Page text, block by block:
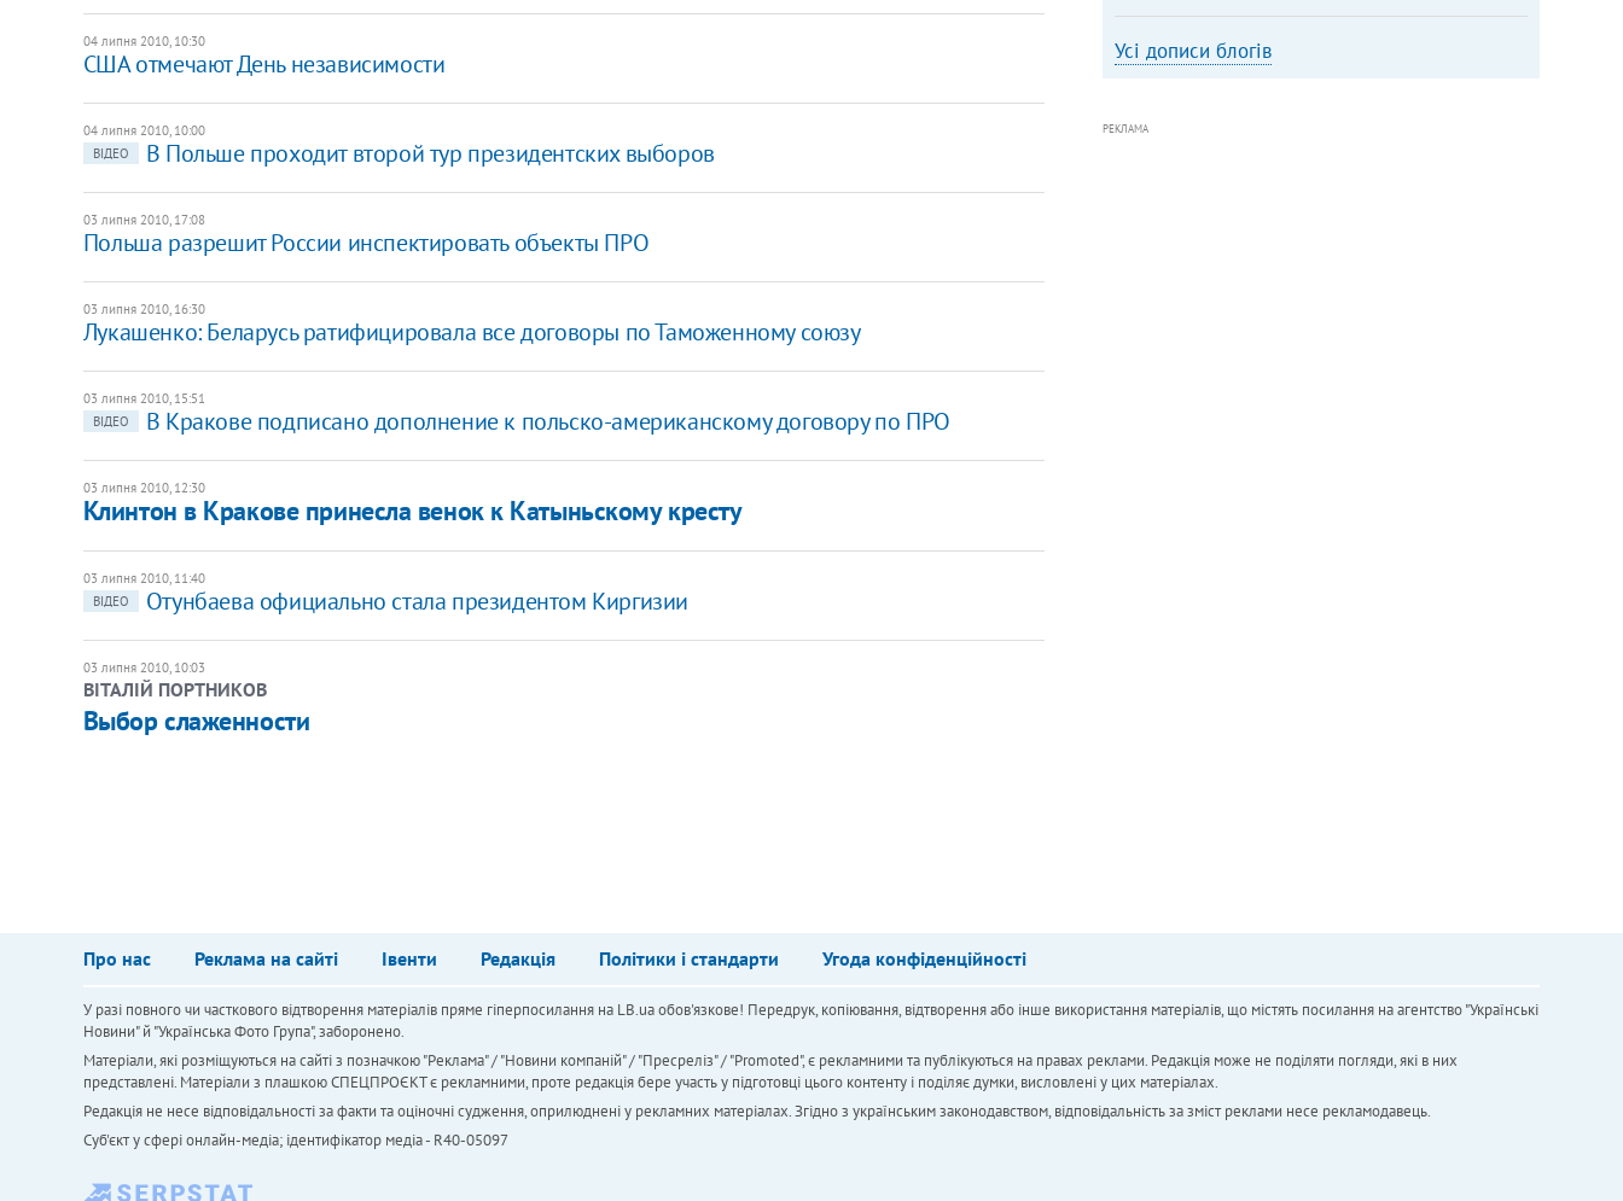
04 липня 2010, 10:30
США отмечают День независимости
04 липня 2010, 10:00
ВІДЕО
В Польше проходит второй тур президентских выборов
03 липня 2010, 17:08
Польша разрешит России инспектировать объекты ПРО
03 липня 2010, 16:30
Лукашенко: Беларусь ратифицировала все договоры по Таможенному союзу
03 липня 2010, 15:51
ВІДЕО
В Кракове подписано дополнение к польско-американскому договору по ПРО
03 липня 2010, 12:30
Клинтон в Кракове принесла венок к Катыньскому кресту
03 липня 2010, 11:40
ВІДЕО
Отунбаева официально стала президентом Киргизии
03 липня 2010, 10:03
ВІТАЛІЙ ПОРТНИКОВ
Выбор слаженности
Усі дописи блогів
РЕКЛАМА
Про нас Реклама на сайті Івенти Редакція Політики і стандарти Угода конфіденційності
У разі повного чи часткового відтворення матеріалів пряме гіперпосилання на LB.ua обов'язкове! Передрук, копіювання, відтворення або інше використання матеріалів, що містять посилання на агентство "Українськi
Новини" й "Українська Фото Група", заборонено.
Матеріали, які розміщуються на сайті з позначкою "Реклама" / "Новини компаній" / "Пресреліз" / "Promoted", є рекламними та публікуються на правах реклами. Редакція може не поділяти погляди, які в них
представлені. Матеріали з плашкою СПЕЦПРОЄКТ є рекламними, проте редакція бере участь у підготовці цього контенту і поділяє думки, висловлені у цих матеріалах.
Редакція не несе відповідальності за факти та оціночні судження, оприлюднені у рекламних матеріалах. Згідно з українським законодавством, відповідальність за зміст реклами несе рекламодавець.
Cуб'єкт у сфері онлайн-медіа; ідентифікатор медіа - R40-05097